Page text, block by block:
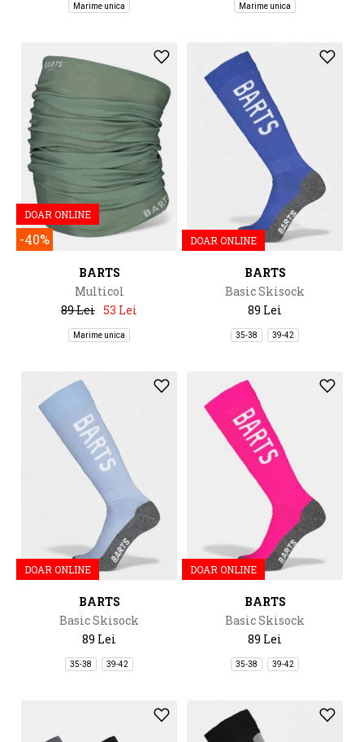
Marime unica Marime unica
DOAR ONLINE
-40%
BARTS
Multicol
89 Lei 53 Lei
Marime unica
DOAR ONLINE
BARTS
Basic Skisock
89 Lei
35-38 39-42
DOAR ONLINE
BARTS
Basic Skisock
89 Lei
35-38 39-42
DOAR ONLINE
BARTS
Basic Skisock
89 Lei
35-38 39-42